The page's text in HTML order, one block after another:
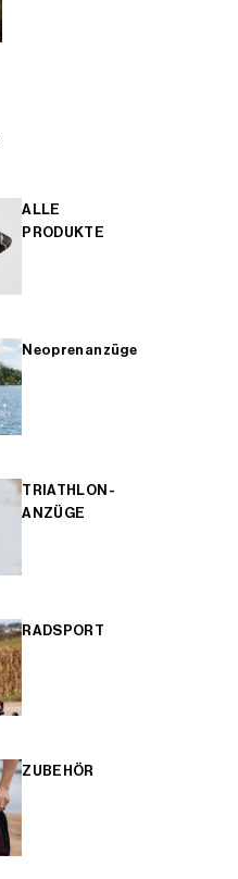
ALLE
PRODUKTE
Neoprenanzüge
TRIATHLON-
ANZÜGE
RADSPORT
ZUBEHÖR